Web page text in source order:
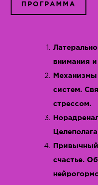
ПРОГРАММА
внимания и
систем.
стрессом.
счастье.